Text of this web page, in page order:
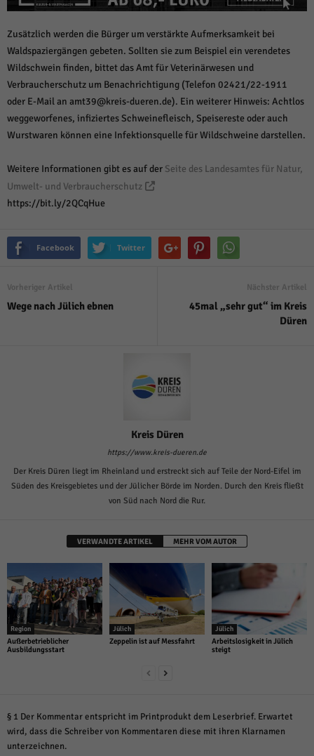
Zusätzlich werden die Bürger um verstärkte Aufmerksamkeit bei
Waldspaziergängen gebeten. Sollten sie zum Beispiel ein verendetes
Wildschwein finden, bittet das Amt für Veterinärwesen und
Verbraucherschutz um Benachrichtigung (Telefon 02421/22-1911
oder E-Mail an amt39@kreis-dueren.de). Ein weiterer Hinweis: Achtlos
weggeworfenes, infiziertes Schweinefleisch, Speisereste oder auch
Wurstwaren können eine Infektionsquelle für Wildschweine darstellen.
Weitere Informationen gibt es auf der Seite des Landesamtes für Natur,
Umwelt- und Verbraucherschutz
https://bit.ly/2QCqHue
Facebook Twitter
Vorheriger Artikel
Wege nach Jülich ebnen
Nächster Artikel
45mal „sehr gut“ im Kreis
Düren
Kreis Düren
https://www.kreis-dueren.de
Der Kreis Düren liegt im Rheinland und erstreckt sich auf Teile der Nord-Eifel im
Süden des Kreisgebietes und der Jülicher Börde im Norden. Durch den Kreis fließt
von Süd nach Nord die Rur.
VERWANDTE ARTIKEL MEHR VOM AUTOR
Region
Außerbetrieblicher
Ausbildungsstart
Jülich
Zeppelin ist auf Messfahrt
Jülich
Arbeitslosigkeit in Jülich
steigt
§ 1 Der Kommentar entspricht im Printprodukt dem Leserbrief. Erwartet
wird, dass die Schreiber von Kommentaren diese mit ihren Klarnamen
unterzeichnen.